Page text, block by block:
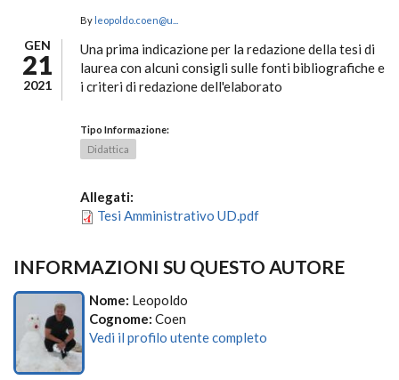
GEN
21
2021
By leopoldo.coen@u...
Una prima indicazione per la redazione della tesi di
laurea con alcuni consigli sulle fonti bibliografiche e
i criteri di redazione dell'elaborato
Tipo Informazione:
Didattica
Allegati:
Tesi Amministrativo UD.pdf
INFORMAZIONI SU QUESTO AUTORE
Nome: Leopoldo
Cognome: Coen
Vedi il profilo utente completo